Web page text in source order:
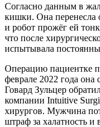
Согласно данным в
кишки. Она
и робот прожёг ей
что после
испытывала
Операцию пациентке
феврале 2022 года она
Говард Зульцер
компании Intuitive
хирургов. Мужчина
штраф за халатность